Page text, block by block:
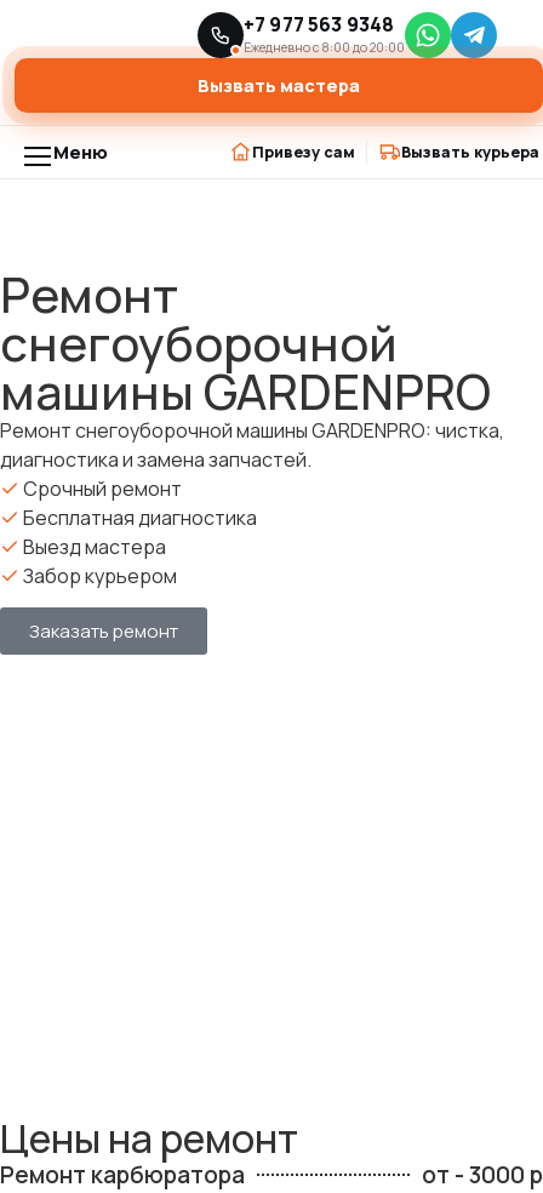
Ремонт снегоуборщиков ›
Ремонт снегоуборочной машины GARDENPRO
+7 977 563 9348
Ежедневно с 8:00 до 20:00
Вызвать мастера
Меню Привезу сам Вызвать курьера
Ремонт
снегоуборочной
машины GARDENPRO
Ремонт снегоуборочной машины GARDENPRO: чистка,
диагностика и замена запчастей.
Срочный ремонт
Бесплатная диагностика
Выезд мастера
Забор курьером
Заказать ремонт
Цены на ремонт
Ремонт карбюратора от - 3000 р